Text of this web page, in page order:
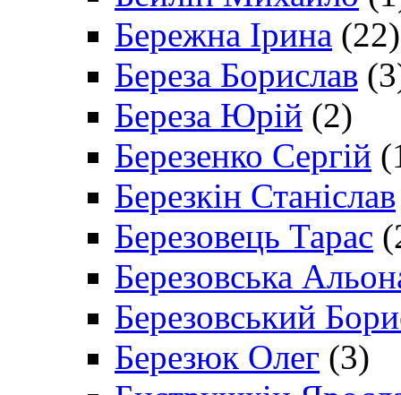
Бережна Ірина (22)
Береза Борислав
Береза Юрій (2)
Березенко Сергій
Березкін Станіслав
Березовець Тарас
Березовська
Березовський
Березюк Олег (3)